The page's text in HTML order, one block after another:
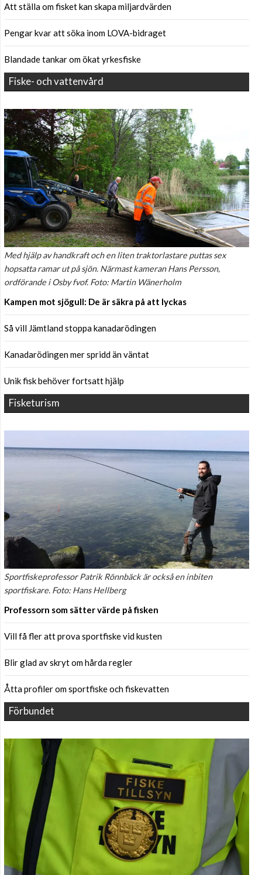
Att ställa om fisket kan skapa miljardvärden
Pengar kvar att söka inom LOVA-bidraget
Blandade tankar om ökat yrkesfiske
Fiske- och vattenvård
Med hjälp av handkraft och en liten traktorlastare puttas sex
hopsatta ramar ut på sjön. Närmast kameran Hans Persson,
ordförande i Osby fvof. Foto: Martin Wänerholm
Kampen mot sjögull: De är säkra på att lyckas
Så vill Jämtland stoppa kanadarödingen
Kanadarödingen mer spridd än väntat
Unik fisk behöver fortsatt hjälp
Fisketurism
Sportfiskeprofessor Patrik Rönnbäck är också en inbiten
sportfiskare. Foto: Hans Hellberg
Professorn som sätter värde på fisken
Vill få fler att prova sportfiske vid kusten
Blir glad av skryt om hårda regler
Åtta profiler om sportfiske och fiskevatten
Förbundet